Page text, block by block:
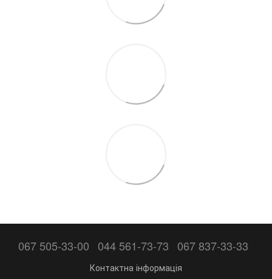
067 505-33-00 044 561-73-73 067 837-33-33
Контактна інформація